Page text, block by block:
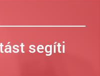
segíti